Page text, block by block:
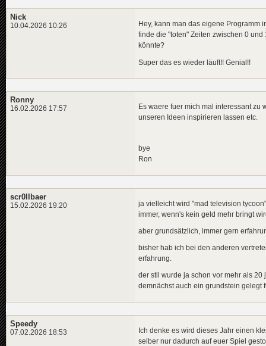
Nick
10.04.2026 10:26
Hey, kann man das eigene Programm
finde die "toten" Zeiten zwischen 0
könnte?
Super das es wieder läuft!! Genial!!
Ronny
16.02.2026 17:57
Es waere fuer mich mal interessant zu
unseren Ideen inspirieren lassen etc.
bye
Ron
scr0llbaer
15.02.2026 19:20
ja vielleicht wird "mad television
immer, wenn's kein geld mehr bringt
aber grundsätzlich, immer gern
bisher hab ich bei den anderen
erfahrung.
der stil wurde ja schon vor mehr als
demnächst auch ein grundstein
Speedy
07.02.2026 18:53
Ich denke es wird dieses Jahr einen
selber nur dadurch auf euer Spiel